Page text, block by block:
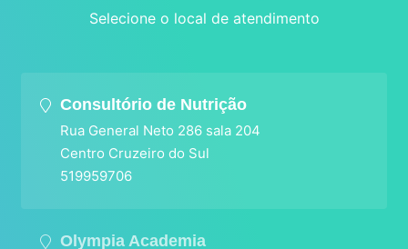
Selecione o local de atendimento
Consultório de Nutrição
Rua General Neto 286 sala 204
Centro Cruzeiro do Sul
519959706
Olympia Academia